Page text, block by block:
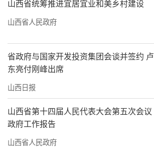
山西省统筹推进宜居宜业和美乡村建设
山西省人民政府
省政府与国家开发投资集团会谈并签约 卢
东亮付刚峰出席
山西日报
山西省第十四届人民代表大会第五次会议
政府工作报告
山西省人民政府